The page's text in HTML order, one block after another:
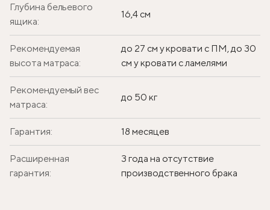
Глубина бельевого
ящика:
16,4 см
Рекомендуемая
высота матраса:
до 27 см у кровати с ПМ, до 30
см у кровати с ламелями
Рекомендуемый вес
матраса:
до 50 кг
Гарантия: 18 месяцев
Расширенная
гарантия:
3 года на отсутствие
производственного брака